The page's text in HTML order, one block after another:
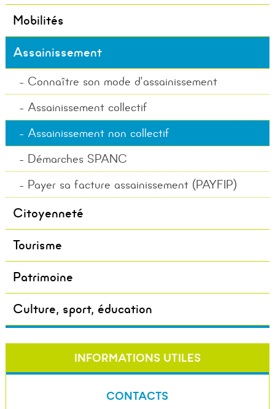
Mobilités
Assainissement
Connaître son mode d’assainissement
Assainissement collectif
Assainissement non collectif
Démarches SPANC
Payer sa facture assainissement (PAYFIP)
Citoyenneté
Tourisme
Patrimoine
Culture, sport, éducation
INFORMATIONS UTILES
CONTACTS